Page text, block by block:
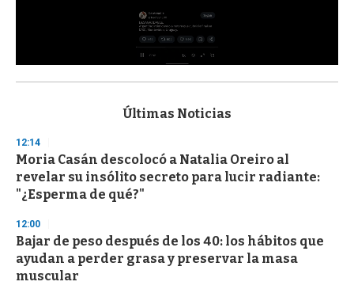
s
d
s
o
f
s
e
c
o
n
Últimas Noticias
12:14
Moria Casán descolocó a Natalia Oreiro al
revelar su insólito secreto para lucir radiante:
"¿Esperma de qué?"
12:00
Bajar de peso después de los 40: los hábitos que
ayudan a perder grasa y preservar la masa
muscular